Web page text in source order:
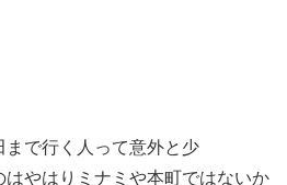
で行く人って意外と少
やはりミナミや本町ではないか